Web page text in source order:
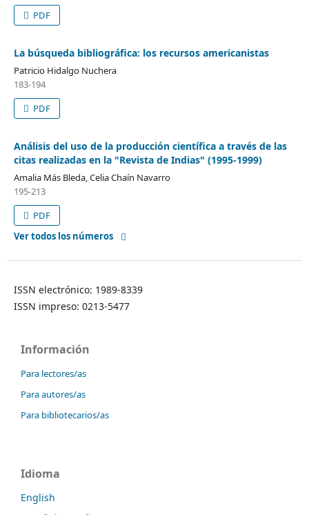
PDF
La búsqueda bibliográfica: los recursos americanistas
Patricio Hidalgo Nuchera
183-194
PDF
Análisis del uso de la producción científica a través de las
citas realizadas en la "Revista de Indias" (1995-1999)
Amalia Más Bleda, Celia Chaín Navarro
195-213
PDF
Ver todos los números
ISSN electrónico: 1989-8339
ISSN impreso: 0213-5477
Información
Para lectores/as
Para autores/as
Para bibliotecarios/as
Idioma
English